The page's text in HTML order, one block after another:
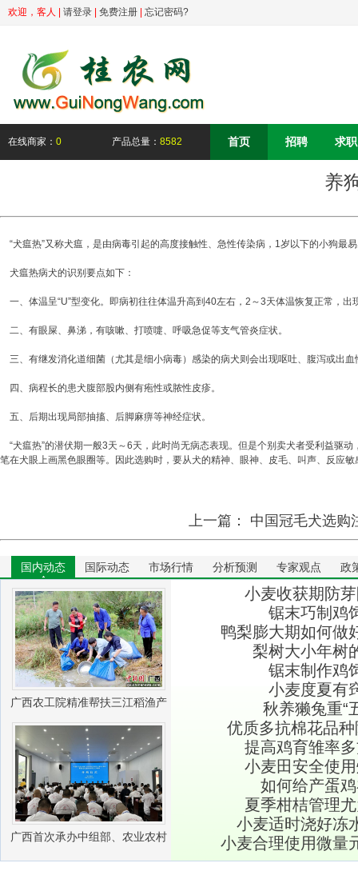
欢迎， 客人 请登录 免费注册 忘记密码?
在线商家： 0 产品总量： 8582 首页 招聘 求职
养
“犬瘟热”又称犬瘟，是由病毒引起的高度接触性、急性传染病，1岁以下的小狗
犬瘟热病犬的识别要点如下：
一、体温呈“U”型变化。即病初往往体温升高到40左右，2～3天体温恢复正常，
二、有眼屎、鼻涕，有咳嗽、打喷嚏、呼吸急促等支气管炎症状。
三、有继发消化道细菌（尤其是细小病毒）感染的病犬则会出现呕吐、腹泻或出血
四、病程长的患犬腹部股内侧有疱性或脓性皮疹。
五、后期出现局部抽搐、后脚麻痹等神经症状。
“犬瘟热”的潜伏期一般3天～6天，此时尚无病态表现。但是个别卖犬者受利益驱
笔在犬眼上画黑色眼圈等。因此选购时，要从犬的精神、眼神、皮毛、叫声、反应
上一篇： 中国冠毛犬选购
国内动态 国际动态 市场行情 分析预测 专家观点 政
广西农工院精准帮扶三江稻渔产
业振兴
广西首次承办中组部、农业农村
部农村实用人才 带头人培训兽医
小麦收获期防
锯末巧制鸡
鸭梨膨大期如何做
梨树大小年树
锯末制作鸡
小麦度夏有
秋养獭兔重“
优质多抗棉花品
提高鸡育雏率
小麦田安全使
如何给产蛋
夏季柑桔管理
小麦适时浇好冻
小麦合理使用微量